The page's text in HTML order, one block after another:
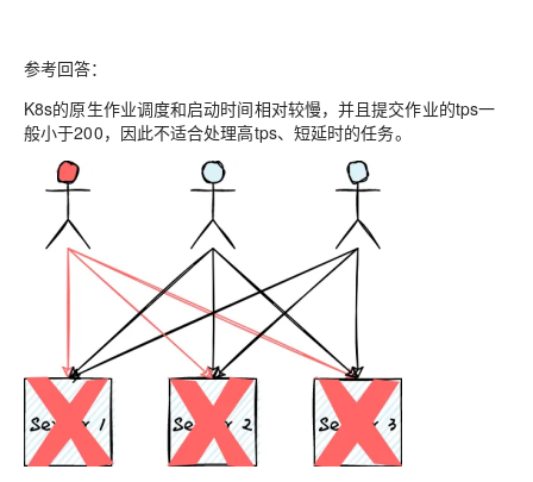
参考回答：
K8s的原生作业调度和启动时间相对较慢，并且提交作业的tps一
般小于200，因此不适合处理高tps、短延时的任务。